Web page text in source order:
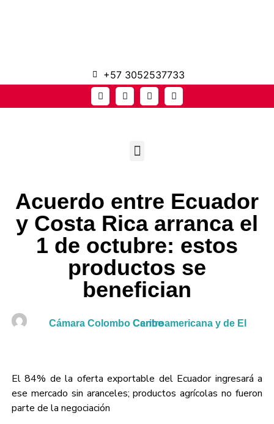
+57 3052537733
Acuerdo entre Ecuador
y Costa Rica arranca el
1 de octubre: estos
productos se
benefician
Cámara Colombo Centroamericana y de El Caribe
El 84% de la oferta exportable del Ecuador ingresará a
ese mercado sin aranceles; productos agrícolas no fueron
parte de la negociación